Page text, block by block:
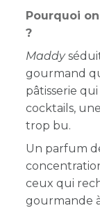
Pourquoi
?
Maddy
gourmand
pâtisserie
cocktails,
trop bu.
Un parfum
ceux qui
gourmande